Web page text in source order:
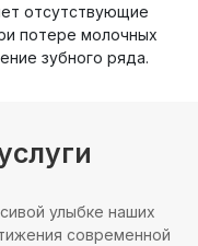
отсутствующие
потере молочных
зубного ряда.
улыбке наших
современной